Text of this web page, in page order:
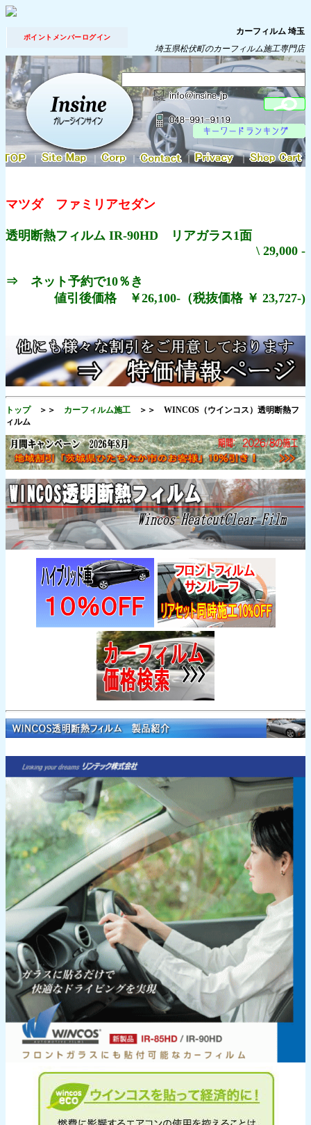
ポイントメンバーログイン
カーフィルム 埼玉
埼玉県松伏町のカーフィルム施工専門店
｜ ｜ ｜
マツダ ファミリアセダン
透明断熱フィルム IR-90HD リアガラス1面
\ 29,000 -
⇒ ネット予約で10％き
値引後価格 ￥26,100-（税抜価格 ￥ 23,727-)
トップ＞＞ カーフィルム施工 ＞＞ WINCOS（ウインコス）透明断熱フ
ィルム